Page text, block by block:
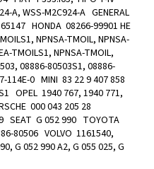
A, WSS-M2C924-A GENERAL
HONDA 08266-99901 HE
NPNSA-TMOIL, NPNSA-
TMOILS1, NPNSA-TMOIL,
08886-80503S1, 08886-
114E-0 MINI 83 22 9 407 858
OPEL 1940 767, 1940 771,
000 043 205 28
SEAT G 052 990 TOYOTA
80506 VOLVO 1161540,
G 052 990 A2, G 055 025, G